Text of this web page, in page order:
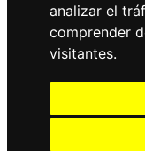
analizar el
comprender
visitantes.